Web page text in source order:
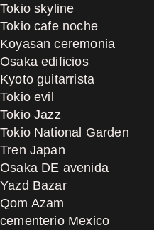
Tokio skyline
Tokio cafe noche
Koyasan ceremonia
Osaka edificios
Kyoto guitarrista
Tokio evil
Tokio Jazz
Tokio National Garden
Tren Japan
Osaka DE avenida
Yazd Bazar
Qom Azam
cementerio Mexico